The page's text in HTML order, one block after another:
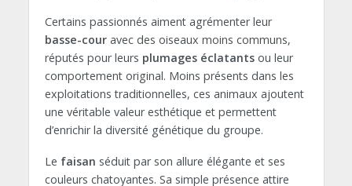
Certains passionnés aiment agrémenter leur
basse-couravec des oiseaux moins communs,
réputés pour leurs plumages éclatantsou leur
comportement original. Moins présents dans les
exploitations traditionnelles, ces animaux ajoutent
une véritable valeur esthétique et permettent
d’enrichir la diversité génétique du groupe.
Le faisan séduit par son allure élégante et ses
couleurs chatoyantes. Sa simple présence attire